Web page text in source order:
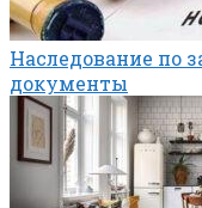
Наследование по
документы